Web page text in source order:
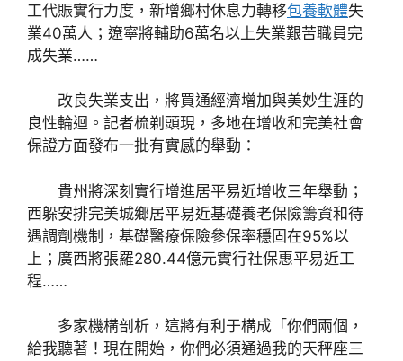
工代賑實行力度，新增鄉村休息力轉移包養軟體失
業40萬人；遼寧將輔助6萬名以上失業艱苦職員完
成失業……
改良失業支出，將買通經濟增加與美妙生涯的
良性輪迴。記者梳剃頭現，多地在增收和完美社會
保證方面發布一批有實感的舉動：
貴州將深刻實行增進居平易近增收三年舉動；
西躲安排完美城鄉居平易近基礎養老保險籌資和待
遇調劑機制，基礎醫療保險參保率穩固在95%以
上；廣西將張羅280.44億元實行社保惠平易近工
程……
多家機構剖析，這將有利于構成「你們兩個，
給我聽著！現在開始，你們必須通過我的天秤座三